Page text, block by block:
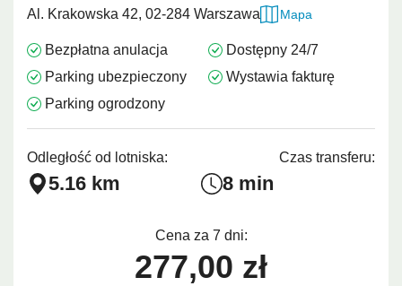
Al. Krakowska 42, 02-284 Warszawa Mapa
Bezpłatna anulacja
Parking ubezpieczony
Parking ogrodzony
Dostępny 24/7
Wystawia fakturę
Odległość od lotniska:
5.16 km
Czas transferu:
8 min
Cena za 7 dni:
277,00 zł